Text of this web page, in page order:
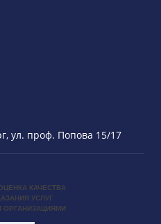
ул. проф. Попова 15/17